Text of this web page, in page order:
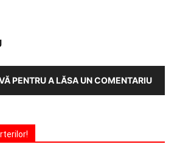
PENTRU A LĂSA UN COMENTARIU